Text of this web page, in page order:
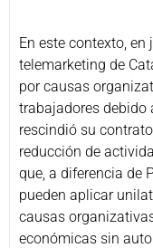
En este contexto,
telemarketing de
por causas
trabajadores debido
rescindió su
reducción de
que, a diferencia de
pueden aplicar
causas
económicas sin